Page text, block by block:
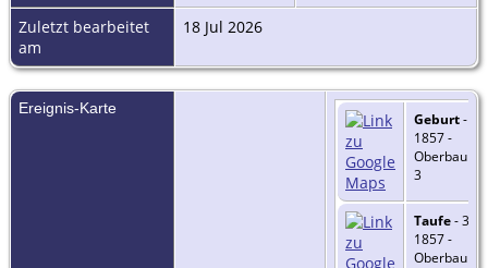
Zuletzt bearbeitet
am
18 Jul 2026
Ereignis-Karte
Geburt- 3
1857 -
3
Taufe- 3
1857 -